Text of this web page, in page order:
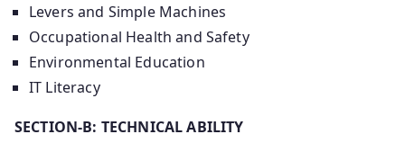
Levers and Simple Machines
Occupational Health and Safety
Environmental Education
IT Literacy
SECTION-B: TECHNICAL ABILITY